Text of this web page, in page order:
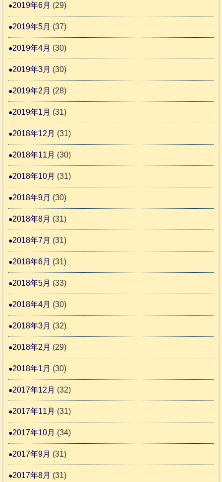
2019年6月 (29)
2019年5月 (37)
2019年4月 (30)
2019年3月 (30)
2019年2月 (28)
2019年1月 (31)
2018年12月 (31)
2018年11月 (30)
2018年10月 (31)
2018年9月 (30)
2018年8月 (31)
2018年7月 (31)
2018年6月 (31)
2018年5月 (33)
2018年4月 (30)
2018年3月 (32)
2018年2月 (29)
2018年1月 (30)
2017年12月 (32)
2017年11月 (31)
2017年10月 (34)
2017年9月 (31)
2017年8月 (31)